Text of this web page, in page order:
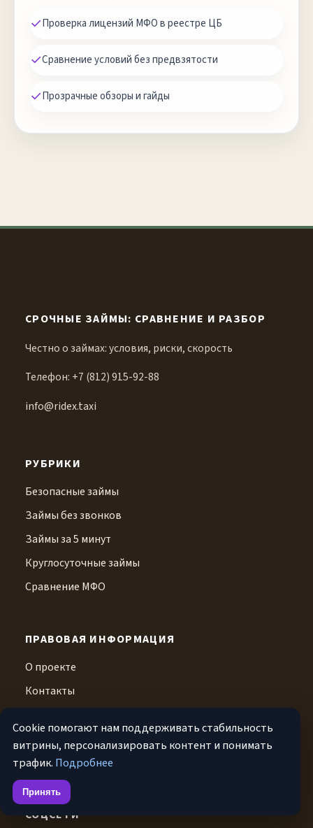
✓Проверка лицензий МФО в реестре ЦБ
✓Сравнение условий без предвзятости
✓Прозрачные обзоры и гайды
СРОЧНЫЕ ЗАЙМЫ: СРАВНЕНИЕ И РАЗБОР
Честно о займах: условия, риски, скорость
Телефон: +7 (812) 915-92-88
info@ridex.taxi
РУБРИКИ
Безопасные займы
Займы без звонков
Займы за 5 минут
Круглосуточные займы
Сравнение МФО
ПРАВОВАЯ ИНФОРМАЦИЯ
О проекте
Контакты
Условия использования
Дисклеймер
СОЦСЕТИ
Cookie помогают нам поддерживать стабильность
витрины, персонализировать контент и понимать
трафик. Подробнее
Принять